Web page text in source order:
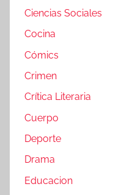
Ciencias Sociales
Cocina
Cómics
Crimen
Crítica Literaria
Cuerpo
Deporte
Drama
Educacion